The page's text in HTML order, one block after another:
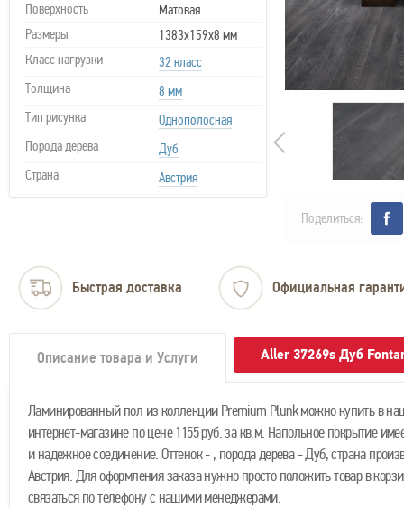
Поверхность
Матовая
Размеры
1383х159х8 мм
Класс нагрузки
32 класс
Толщина
8 мм
Тип рисунка
Однополосная
Порода дерева
Дуб
Страна
Австрия
Поделиться:
Быстрая доставка Официальная
Описание товара и Услуги Aller 37269s Дуб
Ламинированный пол из коллекции Premium Plunk можно купить в
интернет-магазине по цене 1155 руб. за кв.м. Напольное покрытие
и надежное соединение. Оттенок - , порода дерева - Дуб, страна
Австрия. Для оформления заказа нужно просто положить товар в
связаться по телефону с нашими менеджерами.